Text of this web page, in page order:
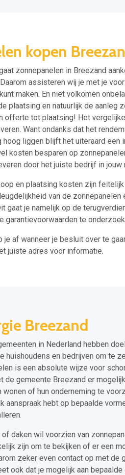
kopen
zonnepanelen in Breezand
assisteren wij je met je
maken. En niet volkomen
plaatsing en natuurlijk de aanleg
offerte tot plaatsing! Het
Want ondanks dat het
hoog liggen blijft het uiteraard een
kosten besparen op
door het juiste bedrijf in jouw
en plaatsing kosten zijn
van de
gaat je namelijk op de
garantievoorwaarden te
je af wanneer je besluit over te
juiste adres voor informatie.
Breezand
in Nederland hebben
huishoudens en bedrijven om te
is een absolute wijze voor
de gemeente Breezand er
wonen of hun onderneming te
aanspraak hebt op bepaalde
daken wil voorzien van
zijn om te bekijken of er een
zeker even contact op met de
ook dat je mogelijk aan